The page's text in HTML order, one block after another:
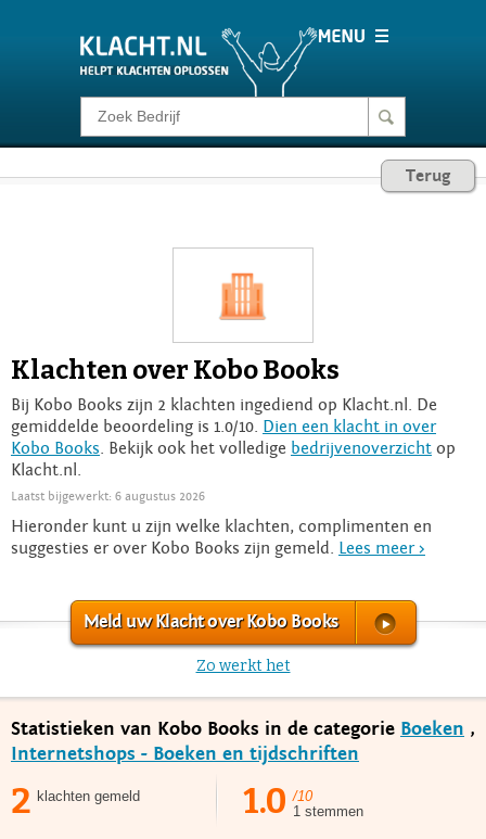
Klacht melden
Login
Terug
Klachten over Kobo Books
Bij Kobo Books zijn 2 klachten ingediend op Klacht.nl. De
gemiddelde beoordeling is 1.0/10. Dien een klacht in over
Kobo Books . Bekijk ook het volledige bedrijvenoverzicht op
Klacht.nl.
Laatst bijgewerkt: 6 augustus 2026
Hieronder kunt u zijn welke klachten, complimenten en
suggesties er over Kobo Books zijn gemeld. Lees meer >
Meld uw Klacht over Kobo Books
Zo werkt het
Statistieken van Kobo Books in de categorie Boeken ,
Internetshops - Boeken en tijdschriften
2 klachten gemeld 1.0 /10
1 stemmen